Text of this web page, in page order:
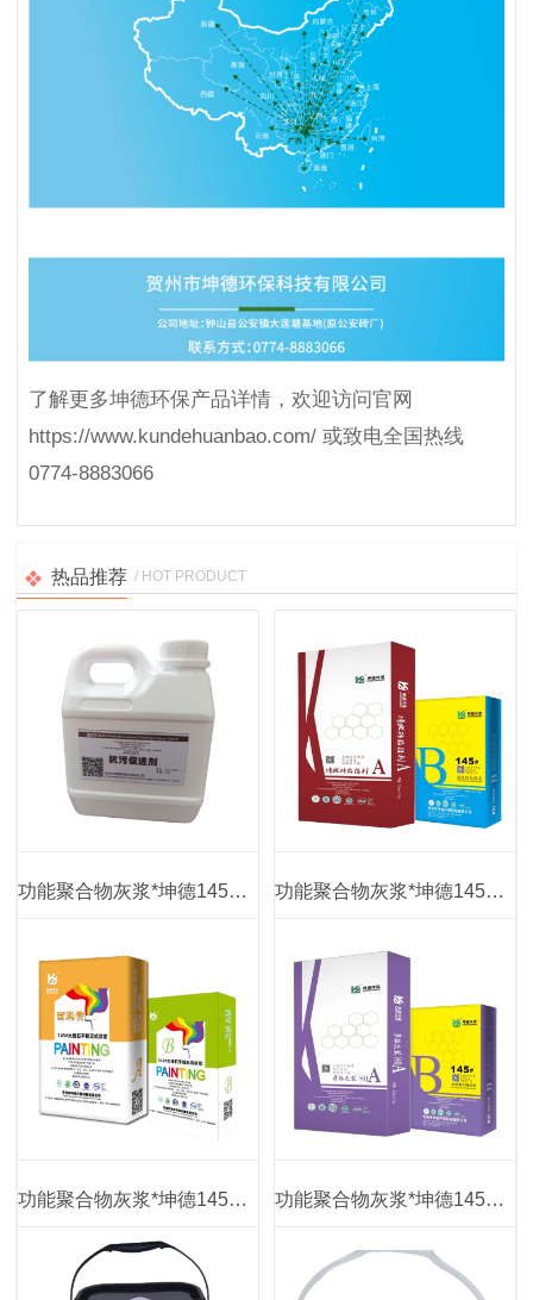
了解更多坤德环保产品详情，欢迎访问官网
https://www.kundehuanbao.com/ 或致电全国热线
0774-8883066
热品推荐 / HOT PRODUCT
功能聚合物灰浆*坤德145#抗污促进剂 功能聚合物灰浆*坤德145#大理石矿物质*防火抗渗*双组份干粉*墙地砖粘接剂
功能聚合物灰浆*坤德145#大理石干粉无机涂浆（西米黄） 功能聚合物灰浆*坤德145#大理石矿物质*防火抗渗*双组份干粉薄抹灰浆（80）